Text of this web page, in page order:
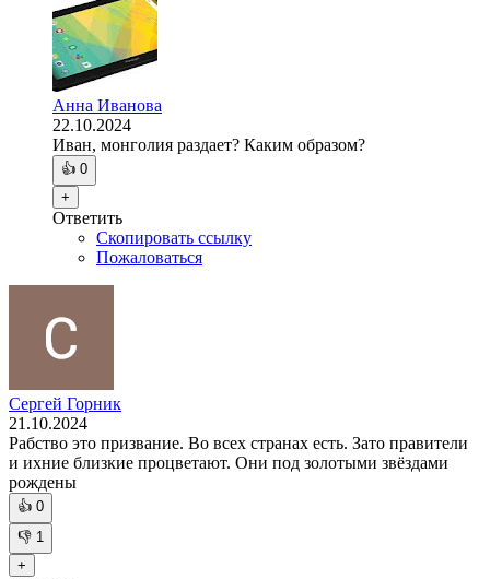
Анна Иванова
22.10.2024
Иван, монголия раздает? Каким образом?
👍 0
+
Ответить
Скопировать ссылку
Пожаловаться
Сергей Горник
21.10.2024
Рабство это призвание. Во всех странах есть. Зато правители
и ихние близкие процветают. Они под золотыми звёздами
рождены
👍 0
👎 1
+